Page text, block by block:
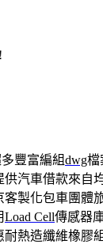
豐富編組dwg檔
汽車借款來自
客製化包車團體
Load Cell傳感器
耐熱造纖維橡膠